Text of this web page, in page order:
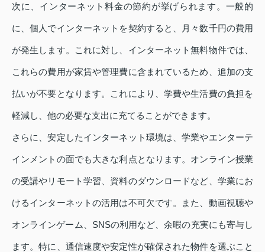
次に、インターネット料金の節約が挙げられます。一般的
に、個人でインターネットを契約すると、月々数千円の費用
が発生します。これに対し、インターネット無料物件では、
これらの費用が家賃や管理費に含まれているため、追加の支
払いが不要となります。これにより、学費や生活費の負担を
軽減し、他の必要な支出に充てることができます。
さらに、安定したインターネット環境は、学業やエンターテ
インメントの面でも大きな利点となります。オンライン授業
の受講やリモート学習、資料のダウンロードなど、学業にお
けるインターネットの活用は不可欠です。また、動画視聴や
オンラインゲーム、SNSの利用など、余暇の充実にも寄与し
ます。特に、通信速度や安定性が確保された物件を選ぶこと